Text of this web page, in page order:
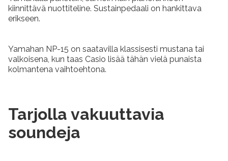
kiinnittävä nuottiteline. Sustainpedaali on hankittava
erikseen.
Yamahan NP-15 on saatavilla klassisesti mustana tai
valkoisena, kun taas Casio lisää tähän vielä punaista
kolmantena vaihtoehtona.
Tarjolla vakuuttavia
soundeja